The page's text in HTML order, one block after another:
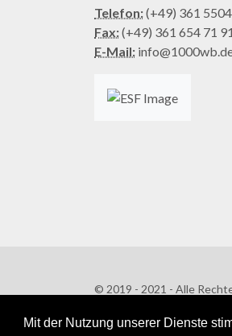
Mit der Nutzung unserer Dienste
Telefon:(+49) 361
Fax:(+49) 361 654 71 91
E-Mail:
© 2019 - 2021 - Alle